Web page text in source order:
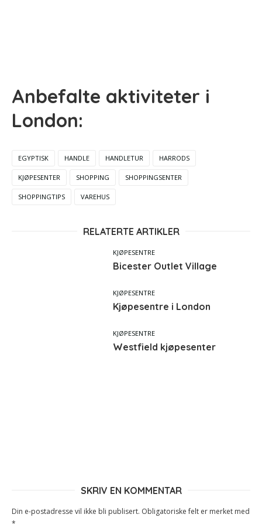
Anbefalte aktiviteter i
London:
EGYPTISK HANDLE HANDLETUR HARRODS
KJØPESENTER SHOPPING SHOPPINGSENTER
SHOPPINGTIPS VAREHUS
RELATERTE ARTIKLER
KJØPESENTRE
Bicester Outlet Village
KJØPESENTRE
Kjøpesentre i London
KJØPESENTRE
Westfield kjøpesenter
SKRIV EN KOMMENTAR
Din e-postadresse vil ikke bli publisert. Obligatoriske felt er merket med
*